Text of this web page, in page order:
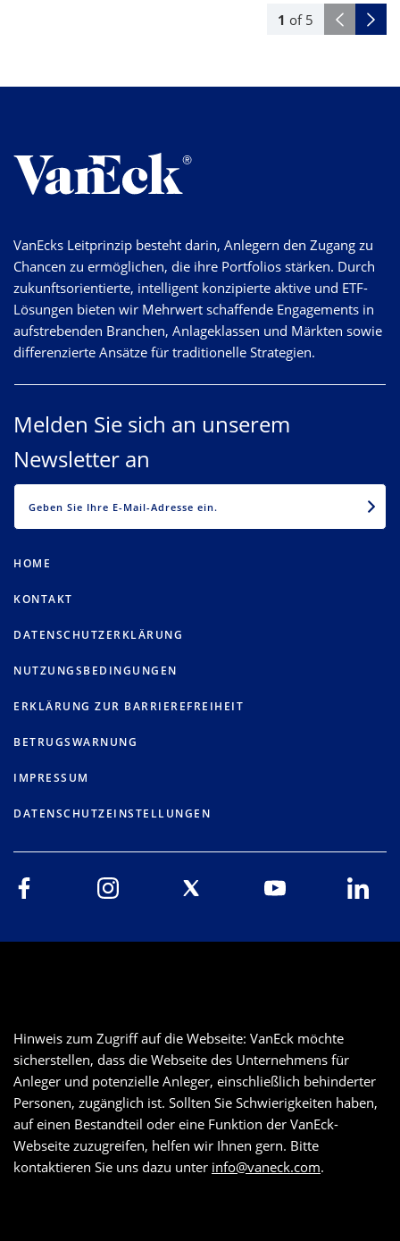
1 of 5
VanEcks Leitprinzip besteht darin, Anlegern den Zugang zu
Chancen zu ermöglichen, die ihre Portfolios stärken. Durch
zukunftsorientierte, intelligent konzipierte aktive und ETF-
Lösungen bieten wir Mehrwert schaffende Engagements in
aufstrebenden Branchen, Anlageklassen und Märkten sowie
differenzierte Ansätze für traditionelle Strategien.
Melden Sie sich an unserem
Newsletter an
HOME
KONTAKT
DATENSCHUTZERKLÄRUNG
NUTZUNGSBEDINGUNGEN
ERKLÄRUNG ZUR BARRIEREFREIHEIT
BETRUGSWARNUNG
IMPRESSUM
DATENSCHUTZEINSTELLUNGEN
Hinweis zum Zugriff auf die Webseite: VanEck möchte
sicherstellen, dass die Webseite des Unternehmens für
Anleger und potenzielle Anleger, einschließlich behinderter
Personen, zugänglich ist. Sollten Sie Schwierigkeiten haben,
auf einen Bestandteil oder eine Funktion der VanEck-
Webseite zuzugreifen, helfen wir Ihnen gern. Bitte
kontaktieren Sie uns dazu unter info@vaneck.com.